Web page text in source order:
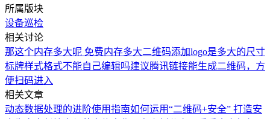
所属版块
设备巡检
相关讨论
那这个内存多大呢 免费内存多大二维码添加logo是多大的尺寸
标牌样式格式不能自己编辑吗建议腾讯链接能生成二维码，方
便扫码进入
相关文章
动态数据处理的进阶使用指南如何运用“二维码+安全” 打造安